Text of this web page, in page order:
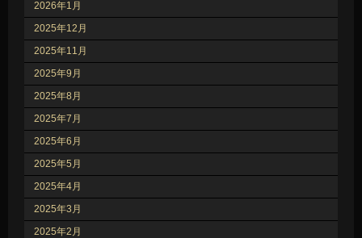
2026年1月
2025年12月
2025年11月
2025年9月
2025年8月
2025年7月
2025年6月
2025年5月
2025年4月
2025年3月
2025年2月